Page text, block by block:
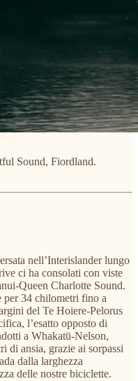
Sound, Fiordland.
nell’Interislander lungo
ci ha consolati con viste
Queen Charlotte Sound.
per 34 chilometri fino a
del Te Hoiere-Pelorus
l’esatto opposto di
a Whakatū-Nelson,
di ansia, grazie ai sorpassi
dalla larghezza
delle nostre biciclette.